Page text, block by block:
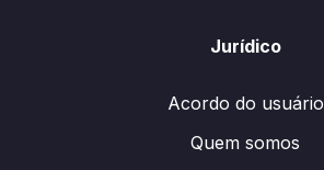
Jurídico
Acordo do usuário
Quem somos